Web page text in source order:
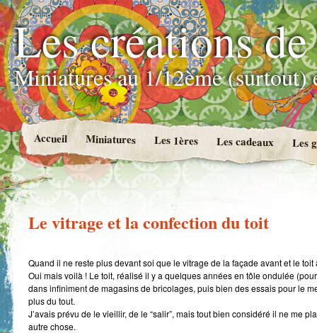
Les créations
Miniatures au 1/12ème (surtout)
Accueil Miniatures Les 1ères Les cadeaux Les
Le vitrage et la confection du toit
Quand il ne reste plus devant soi que le vitrage de la façade avant et le
Oui mais voilà ! Le toit, réalisé il y a quelques années en tôle ondulée
dans infiniment de magasins de bricolages, puis bien des essais pour le
plus du tout.
J’avais prévu de le vieillir, de le “salir”, mais tout bien considéré il ne me
autre chose.